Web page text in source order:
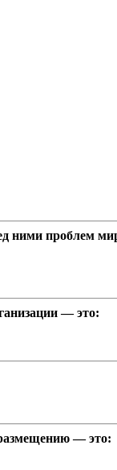
ними проблем
— это:
— это: